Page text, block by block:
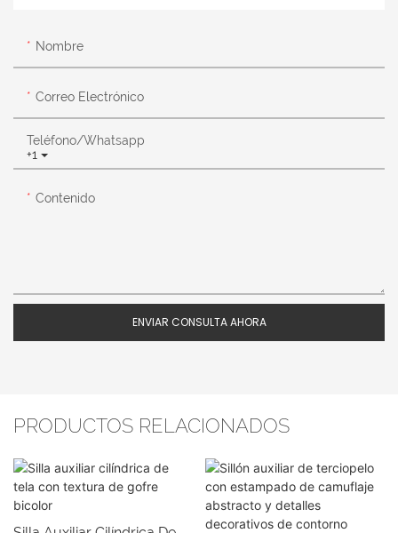
Nombre
Correo Electrónico
+1
Teléfono/whatsapp
Contenido
ENVIAR CONSULTA AHORA
PRODUCTOS RELACIONADOS